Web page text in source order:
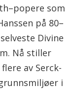
som
på 80–
Divine
Nå stiller
av Serck-
i